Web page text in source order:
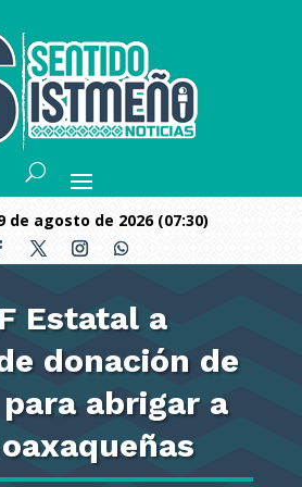
de agosto de 2026 (07:30)
Estatal a
donación de
abrigar a